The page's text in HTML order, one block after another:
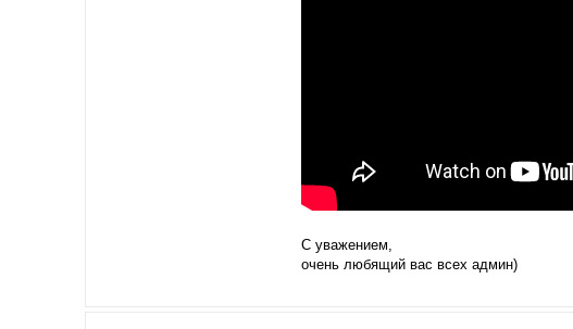
С уважением,
очень любящий вас всех админ)